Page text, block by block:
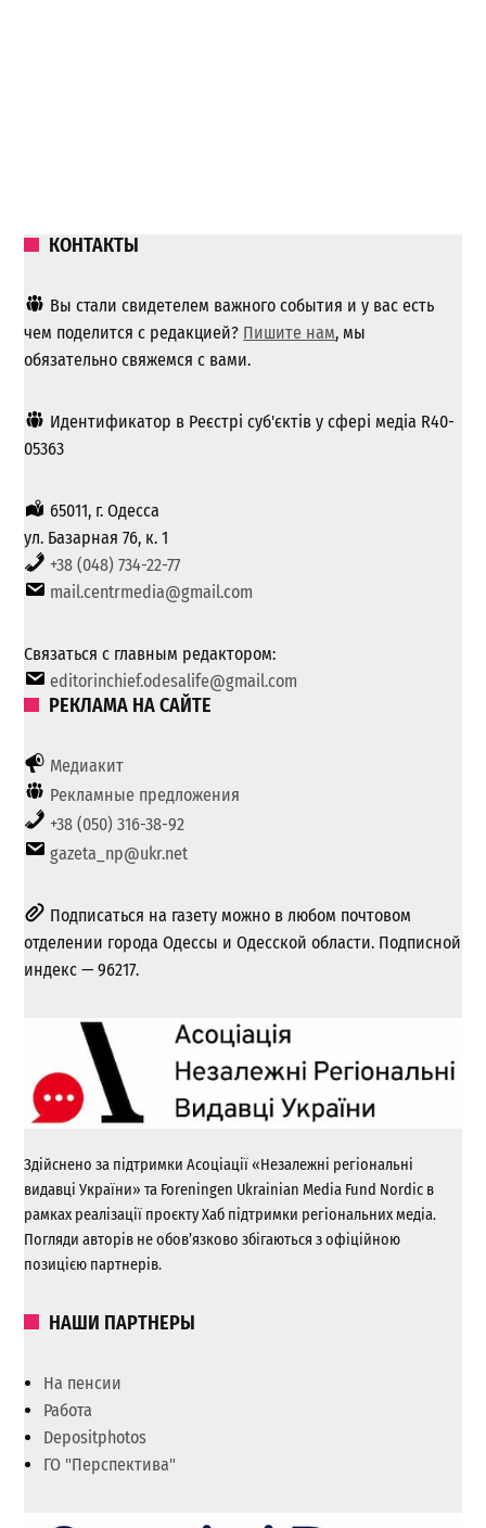
КОНТАКТЫ
Вы стали свидетелем важного события и у вас есть
чем поделится с редакцией? Пишите нам, мы
обязательно свяжемся с вами.
Идентификатор в Реєстрі суб'єктів у сфері медіа R40-
05363
65011, г. Одесса
ул. Базарная 76, к. 1
+38 (048) 734-22-77
mail.centrmedia@gmail.com
Связаться с главным редактором:
editorinchief.odesalife@gmail.com
РЕКЛАМА НА САЙТЕ
Медиакит
Рекламные предложения
+38 (050) 316-38-92
gazeta_np@ukr.net
Подписаться на газету можно в любом почтовом
отделении города Одессы и Одесской области. Подписной
индекс — 96217.
Здійснено за підтримки Асоціації «Незалежні регіональні
видавці України» та Foreningen Ukrainian Media Fund Nordic в
рамках реалізації проєкту Хаб підтримки регіональних медіа.
Погляди авторів не обов’язково збігаються з офіційною
позицією партнерів.
НАШИ ПАРТНЕРЫ
На пенсии
Работа
Depositphotos
ГО "Перспектива"